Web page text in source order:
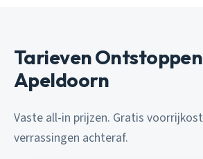
Tarieven Ontstoppen
Apeldoorn
Vaste all-in prijzen. Gratis
verrassingen achteraf.